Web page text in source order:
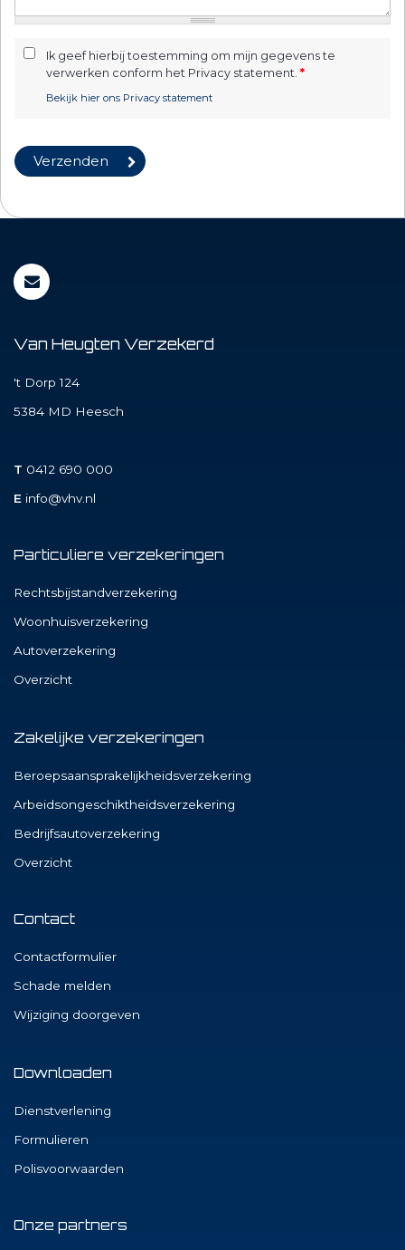
Ik geef hierbij toestemming om mijn gegevens te
verwerken conform het Privacy statement. *
Bekijk hier ons Privacy statement
Van Heugten Verzekerd
't Dorp 124
5384 MD Heesch
T 0412 690 000
E info@vhv.nl
Particuliere verzekeringen
Rechtsbijstandverzekering
Woonhuisverzekering
Autoverzekering
Overzicht
Zakelijke verzekeringen
Beroepsaansprakelijkheidsverzekering
Arbeidsongeschiktheidsverzekering
Bedrijfsautoverzekering
Overzicht
Contact
Contactformulier
Schade melden
Wijziging doorgeven
Downloaden
Dienstverlening
Formulieren
Polisvoorwaarden
Onze partners